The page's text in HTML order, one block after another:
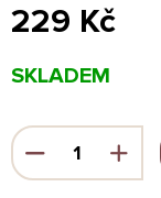
229 Kč
cena:
SKLADEM